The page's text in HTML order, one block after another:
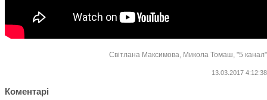
Світлана Максимова, Микола Томаш, "5 канал"
13.03.2017 4:12:38
Коментарі